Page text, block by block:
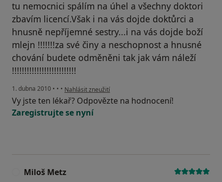
tu nemocnici spálím na úhel a všechny doktori
zbavím licencí.Však i na vás dojde doktůrci a
hnusně nepříjemné sestry...i na vás dojde boží
mlejn !!!!!!!za své činy a neschopnost a hnusné
chování budete odměněni tak jak vám náleží
!!!!!!!!!!!!!!!!!!!!!!!!!!
1. dubna 2010 • • • podle názoru uživatele Váš účet byl odstraněn
Nahlásit zneužití
Vy jste ten lékař? Odpovězte na hodnocení!
Zaregistrujte se nyní
Miloš Metz